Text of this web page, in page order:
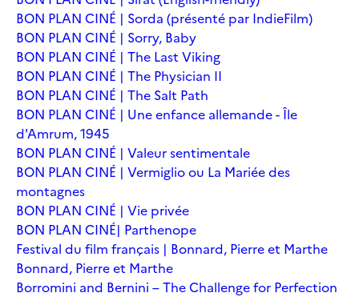
BON PLAN CINÉ | Sorda (présenté par IndieFilm)
BON PLAN CINÉ | Sorry, Baby
BON PLAN CINÉ | The Last Viking
BON PLAN CINÉ | The Physician II
BON PLAN CINÉ | The Salt Path
BON PLAN CINÉ | Une enfance allemande - Île
d'Amrum, 1945
BON PLAN CINÉ | Valeur sentimentale
BON PLAN CINÉ | Vermiglio ou La Mariée des
montagnes
BON PLAN CINÉ | Vie privée
BON PLAN CINÉ| Parthenope
Festival du film français | Bonnard, Pierre et Marthe
Bonnard, Pierre et Marthe
Borromini and Bernini – The Challenge for Perfection